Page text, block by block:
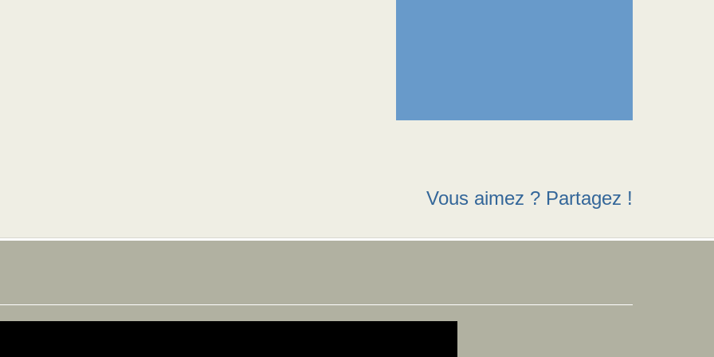
Vous aimez ? Partagez !